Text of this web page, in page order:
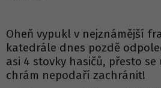
Oheň vypukl v nejznámější
katedrále dnes pozdě
asi 4 stovky hasičů, přesto
chrám nepodaří zachránit!